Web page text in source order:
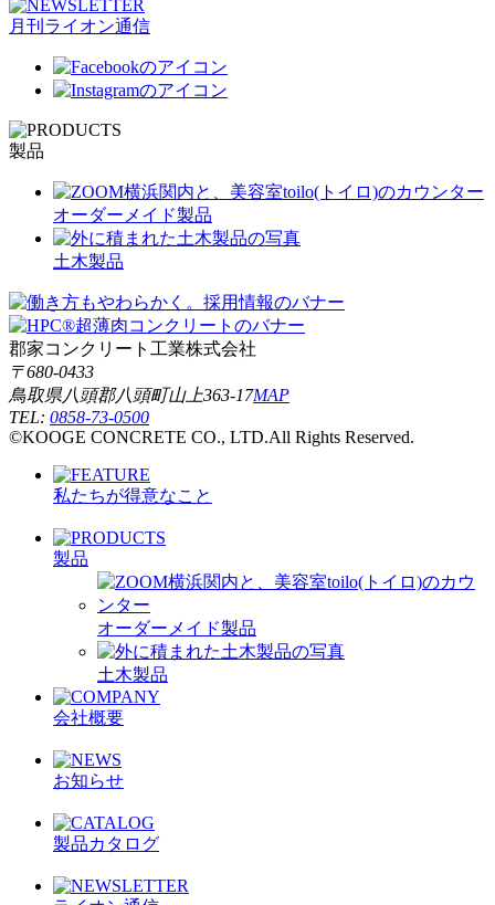
月刊ライオン通信
製品
オーダーメイド製品
土木製品
郡家コンクリート工業株式会社
〒680-0433
鳥取県八頭郡八頭町山上363-17MAP
TEL: 0858-73-0500
©KOOGE CONCRETE CO., LTD.All Rights Reserved.
私たちが得意なこと
製品
オーダーメイド製品
土木製品
会社概要
お知らせ
製品カタログ